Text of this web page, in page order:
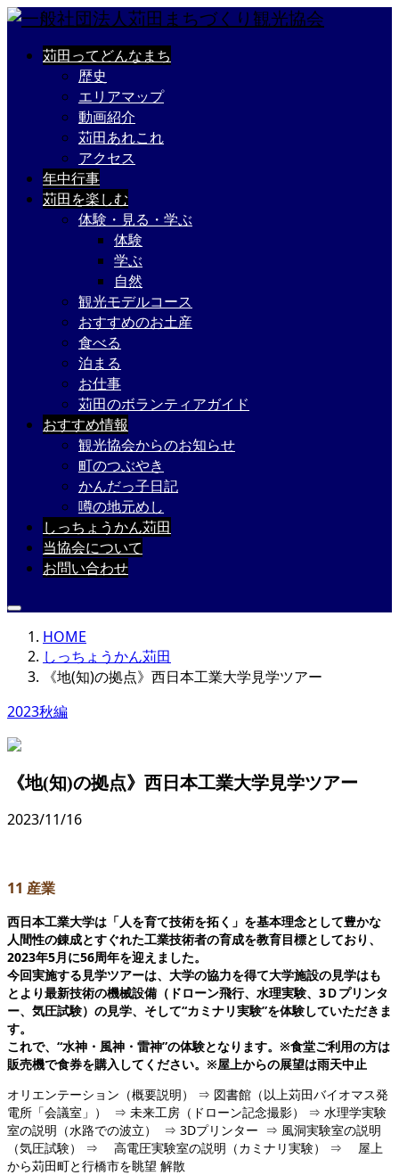
苅田ってどんなまち
歴史
エリアマップ
動画紹介
苅田あれこれ
アクセス
年中行事
苅田を楽しむ
体験・見る・学ぶ
体験
学ぶ
自然
観光モデルコース
おすすめのお土産
食べる
泊まる
お仕事
苅田のボランティアガイド
おすすめ情報
観光協会からのお知らせ
町のつぶやき
かんだっ子日記
噂の地元めし
しっちょうかん苅田
当協会について
お問い合わせ
HOME
しっちょうかん苅田
《地(知)の拠点》西日本工業大学見学ツアー
2023秋編
《地(知)の拠点》西日本工業大学見学ツアー
2023/11/16
11 産業
西日本工業大学は「人を育て技術を拓く」を基本理念として豊かな
人間性の錬成とすぐれた工業技術者の育成を教育目標としており、
2023年5月に56周年を迎えました。
今回実施する見学ツアーは、大学の協力を得て大学施設の見学はも
とより最新技術の機械設備（ドローン飛行、水理実験、3Ｄプリンタ
ー、気圧試験）の見学、そして“カミナリ実験”を体験していただきま
す。
これで、“水神・風神・雷神”の体験となります。※食堂ご利用の方は
販売機で食券を購入してください。※屋上からの展望は雨天中止
オリエンテーション（概要説明） ⇒ 図書館（以上苅田バイオマス発
電所「会議室」） ⇒ 未来工房（ドローン記念撮影） ⇒ 水理学実験
室の説明（水路での波立） ⇒ 3Dプリンター ⇒ 風洞実験室の説明
（気圧試験） ⇒ 高電圧実験室の説明（カミナリ実験） ⇒ 屋上
から苅田町と行橋市を眺望 解散